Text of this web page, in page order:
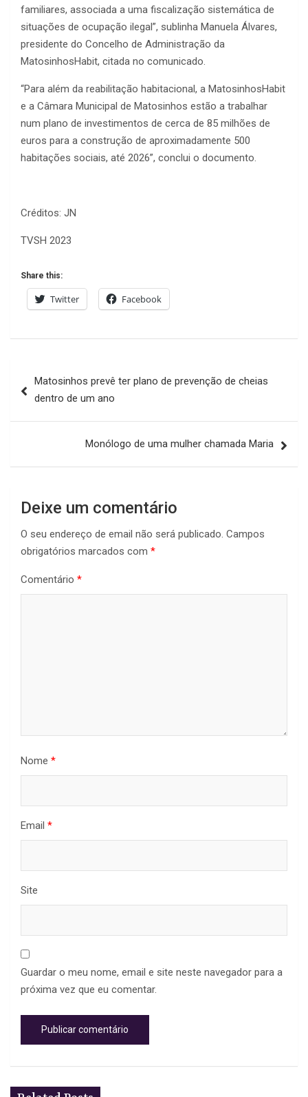
familiares, associada a uma fiscalização sistemática de
situações de ocupação ilegal”, sublinha Manuela Álvares,
presidente do Concelho de Administração da
MatosinhosHabit, citada no comunicado.
“Para além da reabilitação habitacional, a MatosinhosHabit
e a Câmara Municipal de Matosinhos estão a trabalhar
num plano de investimentos de cerca de 85 milhões de
euros para a construção de aproximadamente 500
habitações sociais, até 2026”, conclui o documento.
Créditos: JN
TVSH 2023
Share this:
Twitter Facebook
de
Matosinhos prevê ter plano de prevenção de cheias
dentro de um ano
Monólogo de uma mulher chamada Maria
Deixe um comentário
O seu endereço de email não será publicado. Campos
obrigatórios marcados com *
Comentário *
Nome *
Email *
Site
Guardar o meu nome, email e site neste navegador para a
próxima vez que eu comentar.